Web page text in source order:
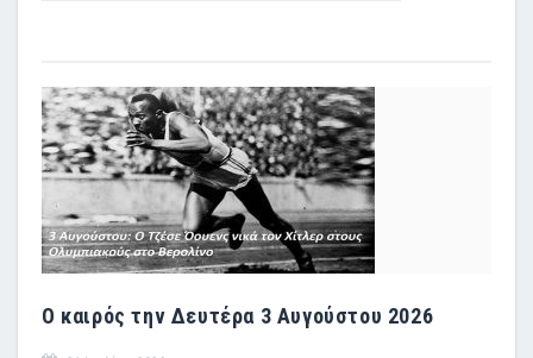
Ο καιρός την Δευτέρα 3 Αυγούστου 2026